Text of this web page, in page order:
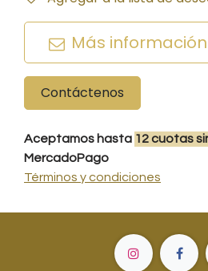
Más información
Contáctenos
Aceptamos hasta 12cuotas
MercadoPago
Términos y condiciones